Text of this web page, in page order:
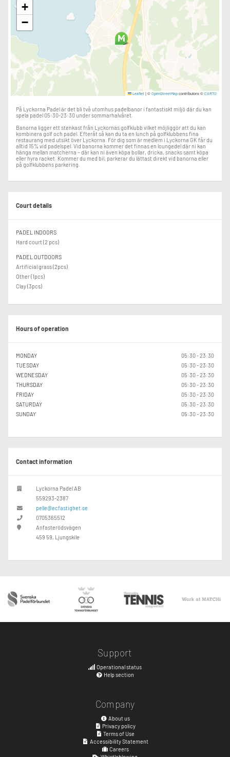
+
−
Leaflet |© OpenStreetMap contributors © CARTO
På Lyckorna Padel är det bli två utomhus padelbanor i fantastiskt miljö där du kan
spela padel 05:30-23:30 under sommarhalvåret.
Banorna ligger ett stenkast från Lyckornas golfklubb vilket möjliggör att du kan
kombinera golf och padel. Efteråt så kan du ta en lunch på golfklubbens fina
restaurang med utsikt över Lyckorna. För dig som är medlem i Lyckorna GK får du
alltid 15% vid padelspel. Vid banorna kommer det finnas en loungedel där ni kan
hänga mellan matcherna – där kan ni även köpa bollar, dricka, snacks samt köpa
eller hyra racket. Kommer du med bil, parkerar du lättast direkt vid banorna eller
på golfklubbens parkering.
Court details
PADEL INDOORS
Hard court (2 pcs)
PADEL OUTDOORS
Artificial grass (2pcs)
Other (1pcs)
Clay (3pcs)
Hours of operation
MONDAY
05:30 - 23:30
TUESDAY
05:30 - 23:30
WEDNESDAY
05:30 - 23:30
THURSDAY
05:30 - 23:30
FRIDAY
05:30 - 23:30
SATURDAY
05:30 - 23:30
SUNDAY
05:30 - 23:30
Contact information
Lyckorna Padel AB
559293-2387
pelle@ecfastighet.se
0705365512
Anfasterödsvägen
459 59, Ljungskile
Support
Operational status
Help section
Company
About us
Privacy policy
Terms of Use
Accessibility Statement
Careers